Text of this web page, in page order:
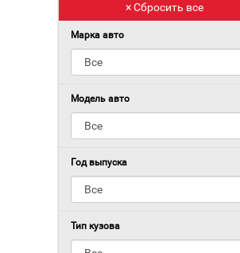
× Сбросить все
Марка авто
Модель авто
Год выпуска
Тип кузова